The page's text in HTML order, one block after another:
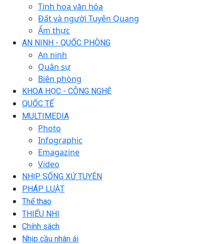
Tinh hoa văn hóa
Đất và người Tuyên Quang
Ẩm thực
AN NINH - QUỐC PHÒNG
An ninh
Quân sự
Biên phòng
KHOA HỌC - CÔNG NGHỆ
QUỐC TẾ
MULTIMEDIA
Photo
Infographic
Emagazine
Video
NHỊP SỐNG XỨ TUYÊN
PHÁP LUẬT
Thể thao
THIẾU NHI
Chính sách
Nhịp cầu nhân ái